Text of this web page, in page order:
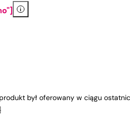
i
był oferowany w ciągu